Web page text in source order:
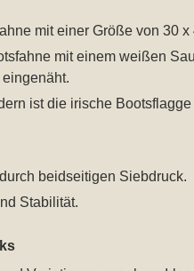
mit einer Größe von 30 x
mit einem weißen
ist die irische
beidseitigen Siebdruck.
Stabilität.